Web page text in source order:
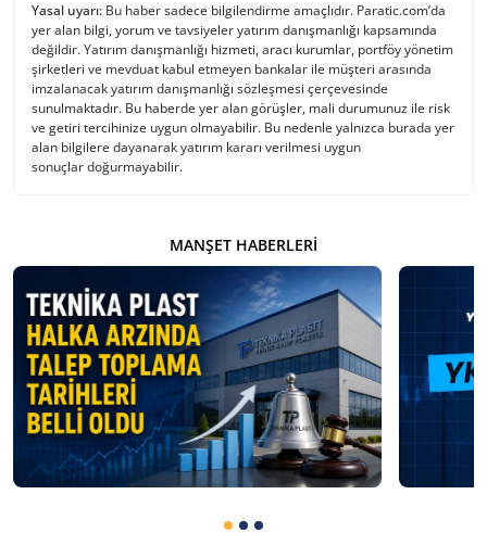
Yasal uyarı: Bu haber sadece bilgilendirme amaçlıdır. Paratic.com’da
yer alan bilgi, yorum ve tavsiyeler yatırım danışmanlığı kapsamında
değildir. Yatırım danışmanlığı hizmeti, aracı kurumlar, portföy yönetim
şirketleri ve mevduat kabul etmeyen bankalar ile müşteri arasında
imzalanacak yatırım danışmanlığı sözleşmesi çerçevesinde
sunulmaktadır. Bu haberde yer alan görüşler, mali durumunuz ile risk
ve getiri tercihinize uygun olmayabilir. Bu nedenle yalnızca burada yer
alan bilgilere dayanarak yatırım kararı verilmesi uygun
sonuçlar doğurmayabilir.
MANŞET HABERLERI